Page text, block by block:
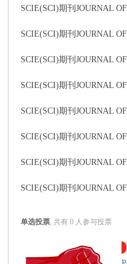
SCIE(SCI)期刊JOURNAL
SCIE(SCI)期刊JOURNAL
SCIE(SCI)期刊JOURNAL
SCIE(SCI)期刊JOURNAL
SCIE(SCI)期刊JOURNAL
SCIE(SCI)期刊JOURNAL
SCIE(SCI)期刊JOURNAL
SCIE(SCI)期刊JOURNAL
单选投票, 共有 0 人参与投票